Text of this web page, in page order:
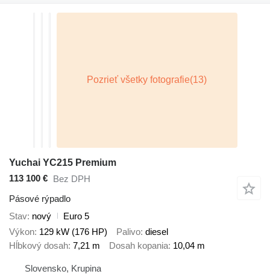
Yuchai YC215 Premium
113 100 €
Bez DPH
Pásové rýpadlo
Stav nový
Euro 5
Výkon 129 kW (176 HP) Palivo diesel
Hĺbkový dosah 7,21 m Dosah kopania 10,04 m
Slovensko, Krupina